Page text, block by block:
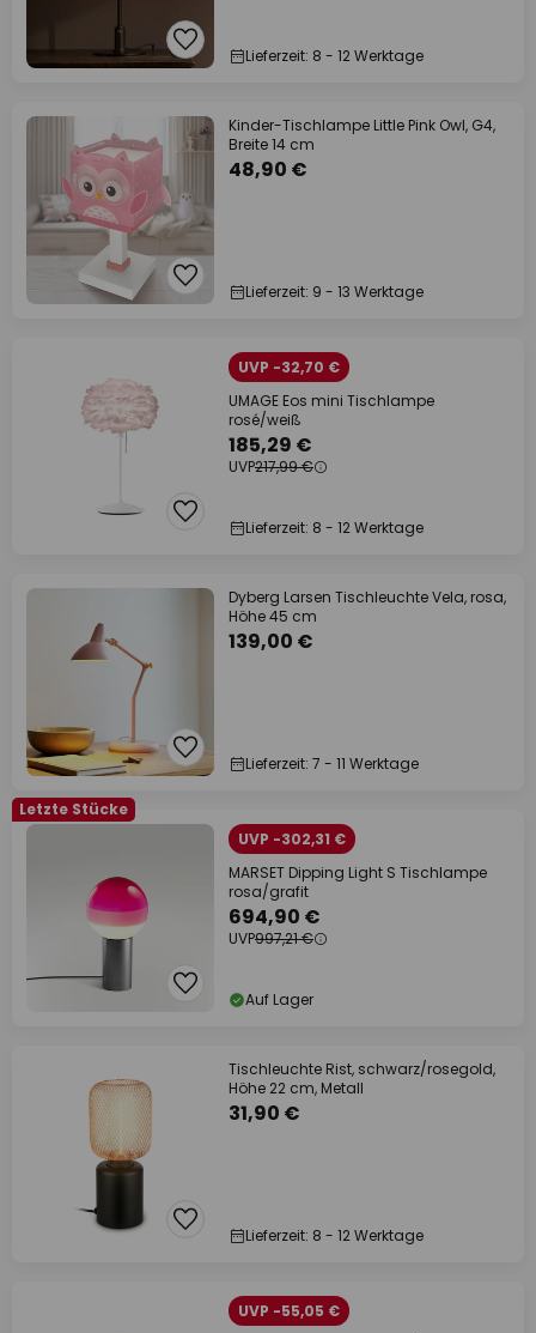
Lieferzeit: 8 - 12 Werktage
Kinder-Tischlampe Little Pink Owl, G4,
Breite 14 cm
48,90 €
Lieferzeit: 9 - 13 Werktage
UVP -32,70 €
UMAGE Eos mini Tischlampe
rosé/weiß
185,29 €
UVP217,99 €
Lieferzeit: 8 - 12 Werktage
Dyberg Larsen Tischleuchte Vela, rosa,
Höhe 45 cm
139,00 €
Lieferzeit: 7 - 11 Werktage
Letzte Stücke
UVP -302,31 €
MARSET Dipping Light S Tischlampe
rosa/grafit
694,90 €
UVP997,21 €
Auf Lager
Tischleuchte Rist, schwarz/rosegold,
Höhe 22 cm, Metall
31,90 €
Lieferzeit: 8 - 12 Werktage
UVP -55,05 €